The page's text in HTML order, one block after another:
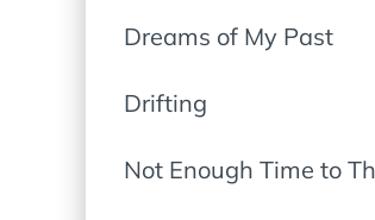
Dreams of My Past
Drifting
Not Enough Time to